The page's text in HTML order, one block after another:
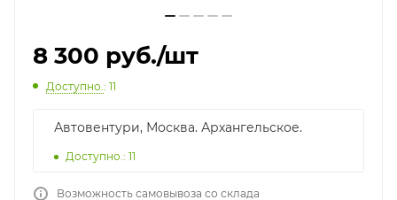
8 300 руб./шт
Доступно. : 11
Автовентури, Москва. Архангельское.
Доступно.: 11
Возможность самовывоза со склада